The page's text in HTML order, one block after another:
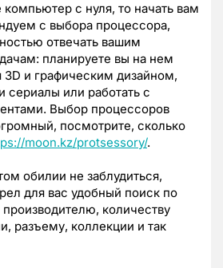
с нуля, то начать вам
с выбора процессора,
отвечать вашим
планируете вы на нем
3D и графическим дизайном,
или работать с
Выбор процессоров
посмотрите, сколько
moon.kz/protsessory/.
обилии не заблудиться,
для вас удобный поиск по
количеству
разъему, коллекции и так